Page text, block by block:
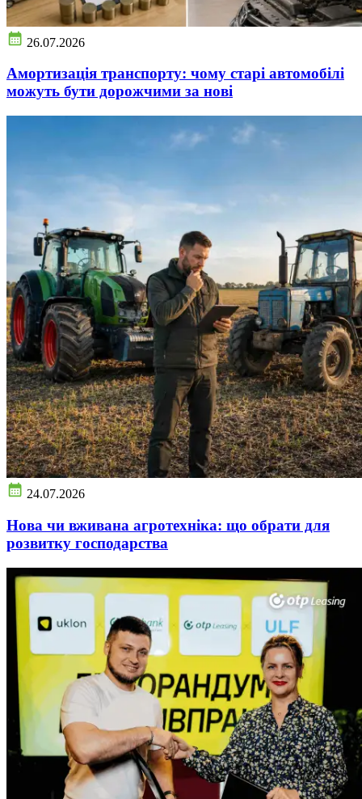
26.07.2026
Амортизація транспорту: чому старі автомобілі
можуть бути дорожчими за нові
24.07.2026
Нова чи вживана агротехніка: що обрати для
розвитку господарства